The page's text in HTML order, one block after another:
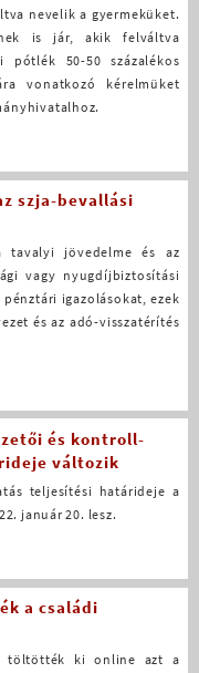
nevelik a gyermeküket.
is jár, akik felváltva
pótlék 50-50 százalékos
vonatkozó kérelmüket
szja-bevallási
tavalyi jövedelme és az
vagy nyugdíjbiztosítási
igazolásokat, ezek
és az adó-visszatérítés
és kontroll-
változik
teljesítési határideje a
január 20. lesz.
a családi
töltötték ki online azt a